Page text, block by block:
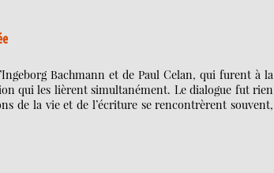
Bachmann et de Paul Celan, qui furent à la
qui les lièrent simultanément. Le dialogue fut rien
de la vie et de l’écriture se rencontrèrent souvent,